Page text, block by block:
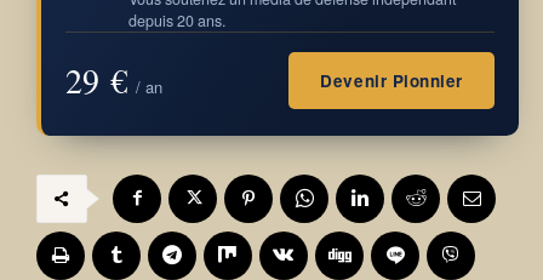
depuis 20 ans.
29 € / an Devenir Pionnier